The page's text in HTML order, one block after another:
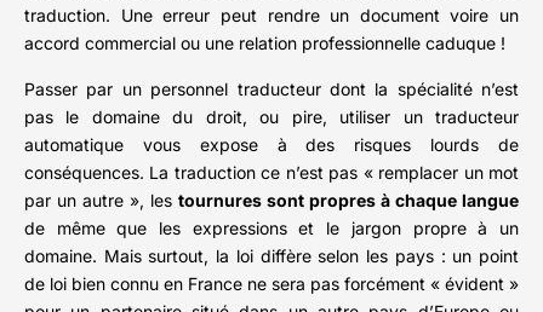
traduction. Une erreur peut rendre un document voire un
accord commercial ou une relation professionnelle caduque !
Passer par un personnel traducteur dont la spécialité n’est
pas le domaine du droit, ou pire, utiliser un traducteur
automatique vous expose à des risques lourds de
conséquences. La traduction ce n’est pas « remplacer un mot
par un autre », les tournures sont propres à chaque langue
de même que les expressions et le jargon propre à un
domaine. Mais surtout, la loi diffère selon les pays : un point
de loi bien connu en France ne sera pas forcément « évident »